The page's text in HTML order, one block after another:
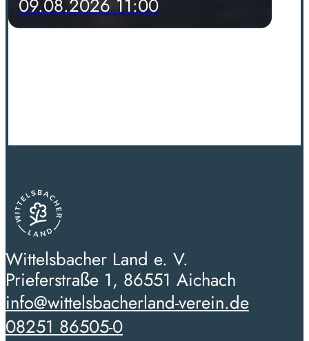
09.08.2026 11:00
Wittelsbacher Land e. V.
Prieferstraße 1, 86551 Aichach
info@wittelsbacherland-verein.de
08251 86505-0